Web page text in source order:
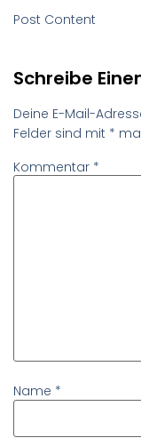
Post Content
Schreibe
Deine E-Mail-
Felder sind mit *
Kommentar *
Name *